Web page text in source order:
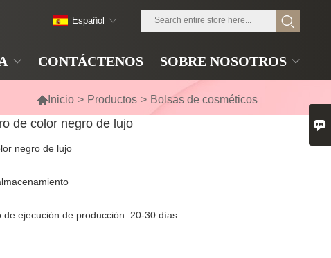
CONTÁCTENOS SOBRE NOSOTROS
Español
 Inicio > Productos > Bolsas de cosméticos
de color negro de lujo
negro de lujo
ejecución de producción: 20-30 días
